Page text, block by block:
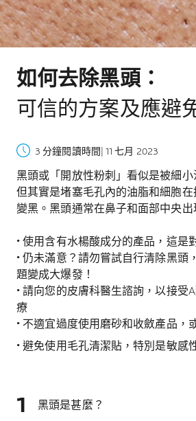
如何去除黑頭：
可信的方案及應避
3 分鐘閱讀時間 | 11 七月 2023
黑頭或「開放性粉刺」看似是被細小
但其實是堵塞毛孔內的油脂和細胞
變黑。黑頭通常在鼻子和面部中央出
• 使用含有水楊酸成分的產品，這是
• 仍未滿意？請勿嘗試自行清除黑頭
題變成大爆發！
• 請向您的皮膚科醫生諮詢，以接受
療
• 不適宜過度使用磨砂和收斂產品，
• 避免使用毛孔清潔貼，特別是敏感
黑頭是甚麼？